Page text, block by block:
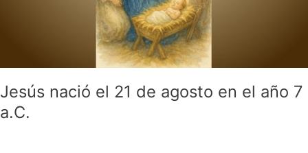
Jesús nació el 21 de agosto en el año 7
a.C.